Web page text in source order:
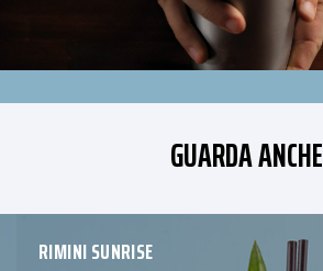
GUARDA ANCHE
RIMINI SUNRISE